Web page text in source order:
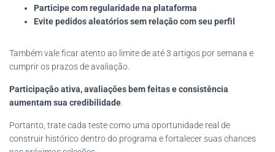
Participe com regularidade na plataforma
Evite pedidos aleatórios sem relação com seu perfil
Também vale ficar atento ao limite de até 3 artigos por semana e
cumprir os prazos de avaliação.
Participação ativa, avaliações bem feitas e consistência
aumentam sua credibilidade
Portanto, trate cada teste como uma oportunidade real de
construir histórico dentro do programa e fortalecer suas chances